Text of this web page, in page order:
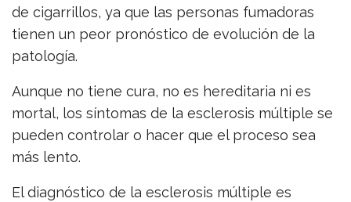
de cigarrillos, ya que las personas fumadoras
tienen un peor pronóstico de evolución de la
patología.
Aunque no tiene cura, no es hereditaria ni es
mortal, los síntomas de la esclerosis múltiple se
pueden controlar o hacer que el proceso sea
más lento.
El diagnóstico de la esclerosis múltiple es